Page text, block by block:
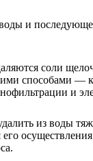
и
соли
способами
и
из воды